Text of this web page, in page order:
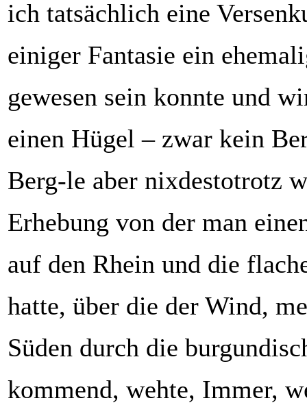
ich tatsächlich eine
einiger Fantasie ein
gewesen sein konnte und
einen Hügel – zwar kein
Berg-le aber nixdestotrotz
Erhebung von der man
auf den Rhein und die
hatte, über die der Wind,
Süden durch die
kommend, wehte, Immer,